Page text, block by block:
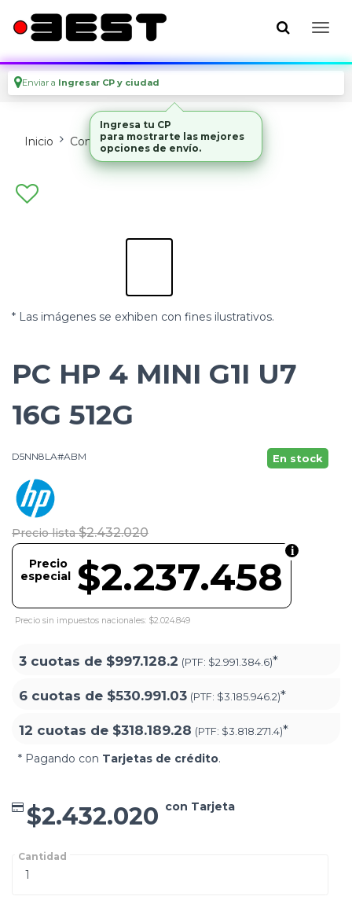
Enviar a Ingresar CP y ciudad
Inicio Computadoras Pcs
* Las imágenes se exhiben con fines ilustrativos.
PC HP 4 MINI G1I U7
16G 512G
D5NN8LA#ABM En stock
Precio lista $2.432.020
$2.237.458
Precio
especial
Precio sin impuestos nacionales: $2.024.849
3 cuotas de $997.128.2 (PTF: $2.991.384.6)*
6 cuotas de $530.991.03 (PTF: $3.185.946.2)*
12 cuotas de $318.189.28 (PTF: $3.818.271.4)*
* Pagando con Tarjetas de crédito.
$2.432.020 con Tarjeta
Cantidad